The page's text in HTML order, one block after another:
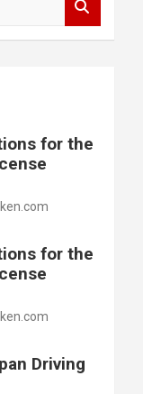
for the
for the
Driving